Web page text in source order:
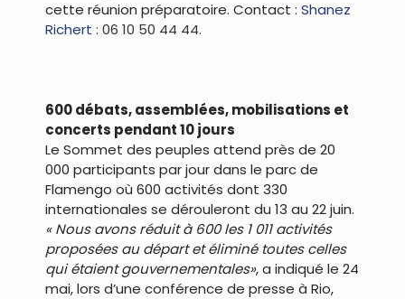
cette réunion préparatoire. Contact : Shanez
Richert : 06 10 50 44 44.
600 débats, assemblées, mobilisations et
concerts pendant 10 jours
Le Sommet des peuples attend près de 20
000 participants par jour dans le parc de
Flamengo où 600 activités dont 330
internationales se dérouleront du 13 au 22 juin.
« Nous avons réduit à 600 les 1 011 activités
proposées au départ et éliminé toutes celles
qui étaient gouvernementales», a indiqué le 24
mai, lors d’une conférence de presse à Rio,